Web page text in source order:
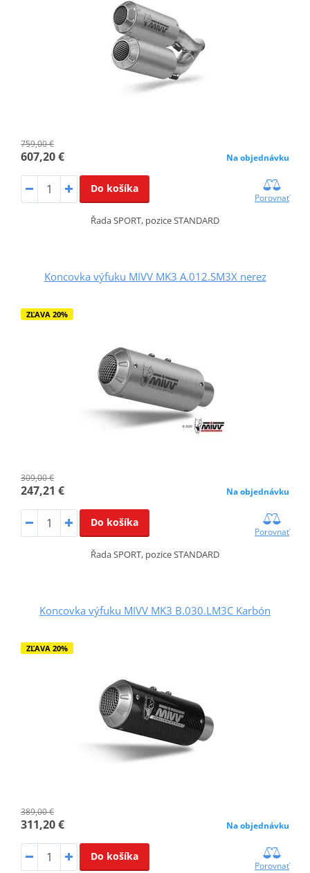
759,00 €
607,20 € Na objednávku
Do košíka
Porovnať
Řada SPORT, pozice STANDARD
Koncovka výfuku MIVV MK3 A.012.SM3X nerez
ZĽAVA 20%
309,00 €
247,21 € Na objednávku
Do košíka
Porovnať
Řada SPORT, pozice STANDARD
Koncovka výfuku MIVV MK3 B.030.LM3C Karbón
ZĽAVA 20%
389,00 €
311,20 € Na objednávku
Do košíka
Porovnať